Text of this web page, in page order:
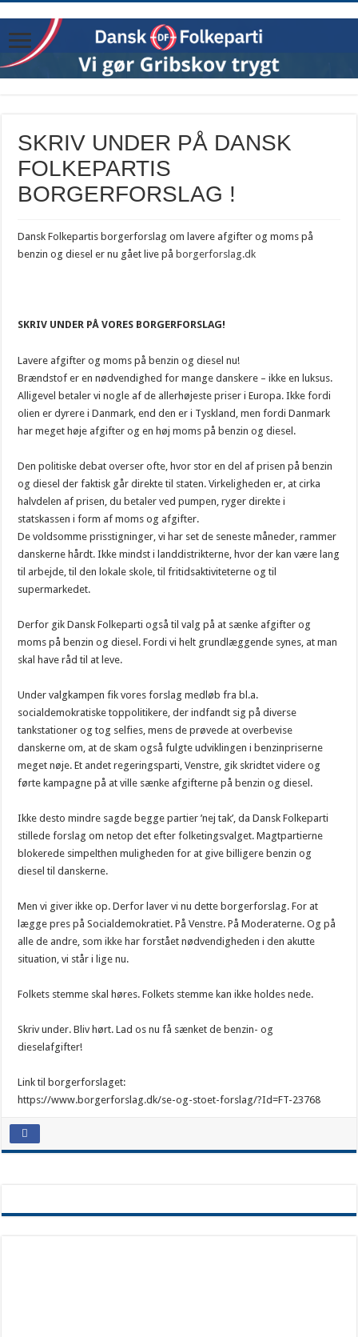
SKRIV UNDER PÅ DANSK
FOLKEPARTIS
BORGERFORSLAG !
Dansk Folkepartis borgerforslag om lavere afgifter og moms på
benzin og diesel er nu gået live på borgerforslag.dk
SKRIV UNDER PÅ VORES BORGERFORSLAG!
Lavere afgifter og moms på benzin og diesel nu!
Brændstof er en nødvendighed for mange danskere – ikke en luksus.
Alligevel betaler vi nogle af de allerhøjeste priser i Europa. Ikke fordi
olien er dyrere i Danmark, end den er i Tyskland, men fordi Danmark
har meget høje afgifter og en høj moms på benzin og diesel.
Den politiske debat overser ofte, hvor stor en del af prisen på benzin
og diesel der faktisk går direkte til staten. Virkeligheden er, at cirka
halvdelen af prisen, du betaler ved pumpen, ryger direkte i
statskassen i form af moms og afgifter.
De voldsomme prisstigninger, vi har set de seneste måneder, rammer
danskerne hårdt. Ikke mindst i landdistrikterne, hvor der kan være lang
til arbejde, til den lokale skole, til fritidsaktiviteterne og til
supermarkedet.
Derfor gik Dansk Folkeparti også til valg på at sænke afgifter og
moms på benzin og diesel. Fordi vi helt grundlæggende synes, at man
skal have råd til at leve.
Under valgkampen fik vores forslag medløb fra bl.a.
socialdemokratiske toppolitikere, der indfandt sig på diverse
tankstationer og tog selfies, mens de prøvede at overbevise
danskerne om, at de skam også fulgte udviklingen i benzinpriserne
meget nøje. Et andet regeringsparti, Venstre, gik skridtet videre og
førte kampagne på at ville sænke afgifterne på benzin og diesel.
Ikke desto mindre sagde begge partier ’nej tak’, da Dansk Folkeparti
stillede forslag om netop det efter folketingsvalget. Magtpartierne
blokerede simpelthen muligheden for at give billigere benzin og
diesel til danskerne.
Men vi giver ikke op. Derfor laver vi nu dette borgerforslag. For at
lægge pres på Socialdemokratiet. På Venstre. På Moderaterne. Og på
alle de andre, som ikke har forstået nødvendigheden i den akutte
situation, vi står i lige nu.
Folkets stemme skal høres. Folkets stemme kan ikke holdes nede.
Skriv under. Bliv hørt. Lad os nu få sænket de benzin- og
dieselafgifter!
Link til borgerforslaget:
https://www.borgerforslag.dk/se-og-stoet-forslag/?Id=FT-23768